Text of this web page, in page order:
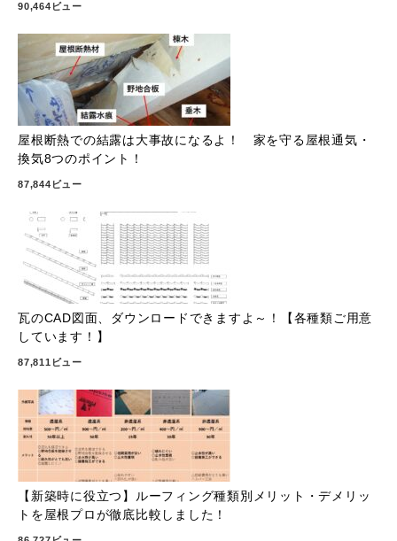
90,464ビュー
屋根断熱での結露は大事故になるよ！ 家を守る屋根通気・
換気8つのポイント！
87,844ビュー
瓦のCAD図面、ダウンロードできますよ～！【各種類ご用意
しています！】
87,811ビュー
【新築時に役立つ】ルーフィング種類別メリット・デメリッ
トを屋根プロが徹底比較しました！